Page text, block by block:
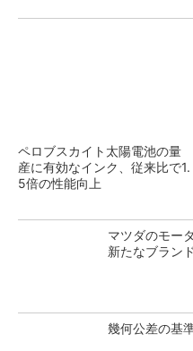
ペロブスカイト太陽電池の量
産に有効なインク、従来比で1.
5倍の性能向上
マツダのモー
新たなブラン
幾何公差の基